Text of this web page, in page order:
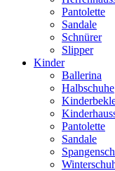
Pantolette
Sandale
Schnürer
Slipper
Kinder
Ballerina
Halbschuhe
Pantolette
Sandale